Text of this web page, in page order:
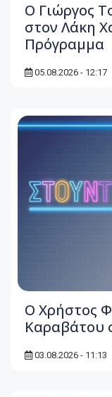
O Γιώργος
στον Λάκη
Πρόγραμμα
05.08.2026 - 12:17
O Χρήστος
Καραβάτου
03.08.2026 - 11:13